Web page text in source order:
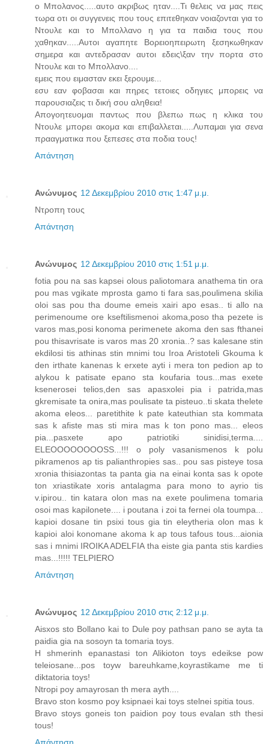
ο Μπολανος.....αυτο ακριβως ηταν....Τι θελεις να μας πεις
τωρα οτι οι συγγενεις που τους επιτεθηκαν νοιαζονται για το
Ντουλε και το Μπολλανο η για τα παιδια τους που
χαθηκαν.....Αυτοι αγαπητε Βορειοηπειρωτη ξεσηκωθηκαν
σημερα και αντεδρασαν αυτοι εδεις\ξαν την πορτα στο
Ντουλε και το Μπολλανο....
εμεις που ειμασταν εκει ξερουμε...
εσυ εαν φοβασαι και πηρες τετοιες οδηγιες μπορεις να
παρουσιαζεις τι δική σου αληθεια!
Απογοητευομαι παντως που βλεπω πως η κλικα του
Ντουλε μπορει ακομα και επιβαλλεται.....Λυπαμαι για σενα
πρααγματικα που ξεπεσες στα ποδια τους!
Απάντηση
Ανώνυμος 12 Δεκεμβρίου 2010 στις 1:47 μ.μ.
Ντροπη τους
Απάντηση
Ανώνυμος 12 Δεκεμβρίου 2010 στις 1:51 μ.μ.
fotia pou na sas kapsei olous paliotomara anathema tin ora
pou mas vgikate mprosta gamo ti fara sas,poulimena skilia
oloi sas pou tha doume emeis xairi apo esas.. ti allo na
perimenoume ore kseftilismenoi akoma,poso tha pezete is
varos mas,posi konoma perimenete akoma den sas fthanei
pou thisavrisate is varos mas 20 xronia..? sas kalesane stin
ekdilosi tis athinas stin mnimi tou Iroa Aristoteli Gkouma k
den irthate kanenas k erxete ayti i mera ton pedion ap to
alykou k patisate epano sta koufaria tous...mas exete
ksenerosei telios,den sas apasxolei pia i patrida,mas
gkremisate ta onira,mas poulisate ta pisteuo..ti skata thelete
akoma eleos... paretithite k pate kateuthian sta kommata
sas k afiste mas sti mira mas k ton pono mas... eleos
pia...pasxete apo patriotiki sinidisi,terma....
ELEOOOOOOOOSS...!!! o poly vasanismenos k polu
pikramenos ap tis palianthropies sas.. pou sas pisteye tosa
xronia thisiazontas ta panta gia na einai konta sas k opote
ton xriastikate xoris antalagma para mono to ayrio tis
v.ipirou.. tin katara olon mas na exete poulimena tomaria
osoi mas kapilonete.... i poutana i zoi ta fernei ola toumpa...
kapioi dosane tin psixi tous gia tin eleytheria olon mas k
kapioi aloi konomane akoma k ap tous tafous tous...aionia
sas i mnimi IROIKA ADELFIA tha eiste gia panta stis kardies
mas...!!!!! TELPIERO
Απάντηση
Ανώνυμος 12 Δεκεμβρίου 2010 στις 2:12 μ.μ.
Aisxos sto Bollano kai to Dule poy pathsan pano se ayta ta
paidia gia na sosoyn ta tomaria toys.
H shmerinh epanastasi ton Alikioton toys edeikse pow
teleiosane...pos toyw bareuhkame,koyrastikame me ti
diktatoria toys!
Ntropi poy amayrosan th mera ayth....
Bravo ston kosmo poy ksipnaei kai toys stelnei spitia tous.
Bravo stoys goneis ton paidion poy tous evalan sth thesi
tous!